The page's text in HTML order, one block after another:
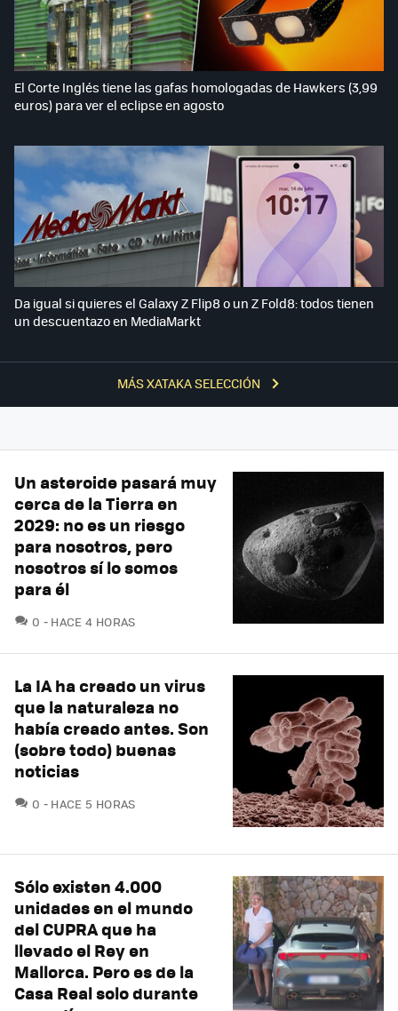
MÁS XATAKA SELECCIÓN
El Corte Inglés tiene las gafas homologadas de Hawkers (3,99
euros) para ver el eclipse en agosto
Da igual si quieres el Galaxy Z Flip8 o un Z Fold8: todos tienen
un descuentazo en MediaMarkt
Un asteroide pasará muy
cerca de la Tierra en
2029: no es un riesgo
para nosotros, pero
nosotros sí lo somos
para él
0 COMENTARIOS
HACE 4 HORAS
La IA ha creado un virus
que la naturaleza no
había creado antes. Son
(sobre todo) buenas
noticias
0 COMENTARIOS
HACE 5 HORAS
Sólo existen 4.000
unidades en el mundo
del CUPRA que ha
llevado el Rey en
Mallorca. Pero es de la
Casa Real solo durante